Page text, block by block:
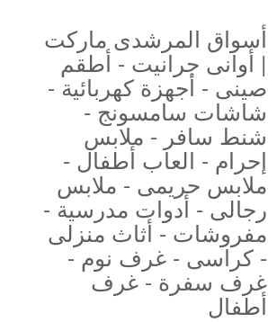
أسواق المرشدى ماركت
| أوانى جرانيت - أطقم
صينى - أجهزة كهربائية -
شاشات سامسونج -
شنط سافر - ملابس
إحرام - العاب أطفال -
ملابس حريمى - ملابس
رجالى - أدوات مدرسية -
مفروشات - أثاث منزلى
- كراسى - غرف نوم -
غرف سفرة - غرف
أطفال